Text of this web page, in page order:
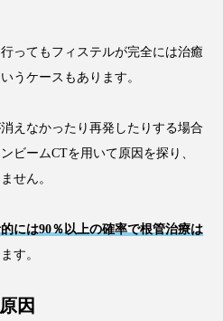
ってもフィステルが完全には治癒
うケースもあります。
えなかったり再発したりする場合
ビームCTを用いて原因を探り、
せん。
には90％以上の確率で根管治療は
す。
因